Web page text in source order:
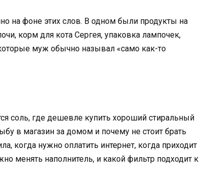
на фоне этих слов. В одном были продукты на
корм для кота Сергея, упаковка лампочек,
муж обычно называл «само как-то
соль, где дешевле купить хороший стиральный
в магазин за домом и почему не стоит брать
когда нужно оплатить интернет, когда приходит
менять наполнитель, и какой фильтр подходит к